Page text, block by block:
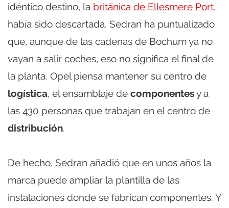
idéntico destino, la británica de Ellesmere Port,
había sido descartada. Sedran ha puntualizado
que, aunque de las cadenas de Bochum ya no
vayan a salir coches, eso no significa el final de
la planta. Opel piensa mantener su centro de
logística, el ensamblaje de componentesy a
las 430 personas que trabajan en el centro de
distribución.
De hecho, Sedran añadió que en unos años la
marca puede ampliar la plantilla de las
instalaciones donde se fabrican componentes. Y